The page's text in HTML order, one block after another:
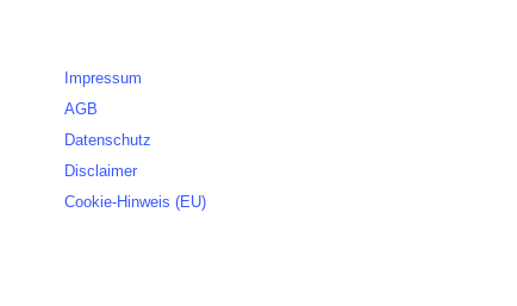
Impressum
AGB
Datenschutz
Disclaimer
Cookie-Hinweis (EU)